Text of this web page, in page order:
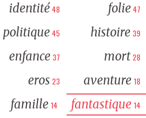
identité48 folie47
politique45 histoire 39
enfance 37 mort 28
eros 23 aventure 18
famille 14 fantastique 14